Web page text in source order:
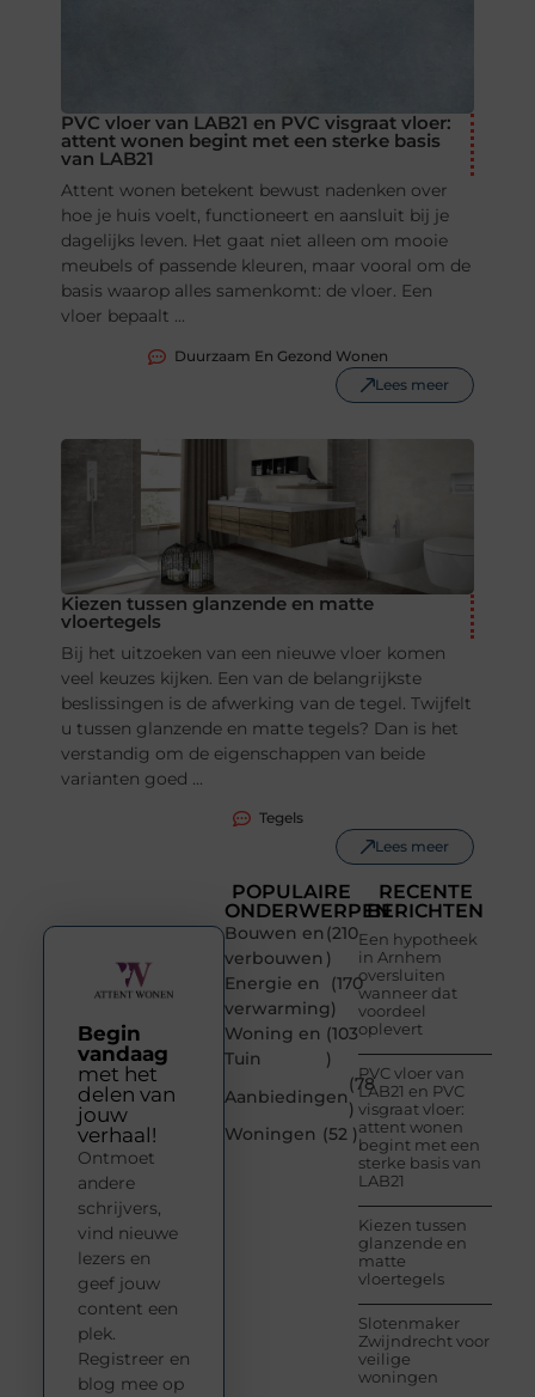
PVC vloer van LAB21 en PVC visgraat vloer:
attent wonen begint met een sterke basis
van LAB21
Attent wonen betekent bewust nadenken over
hoe je huis voelt, functioneert en aansluit bij je
dagelijks leven. Het gaat niet alleen om mooie
meubels of passende kleuren, maar vooral om de
basis waarop alles samenkomt: de vloer. Een
vloer bepaalt ...
Duurzaam En Gezond Wonen
Lees meer
Kiezen tussen glanzende en matte
vloertegels
Bij het uitzoeken van een nieuwe vloer komen
veel keuzes kijken. Een van de belangrijkste
beslissingen is de afwerking van de tegel. Twijfelt
u tussen glanzende en matte tegels? Dan is het
verstandig om de eigenschappen van beide
varianten goed ...
Tegels
Lees meer
POPULAIRE
ONDERWERPEN
Bouwen en
verbouwen
(210
)
Energie en
verwarming
(170
)
Woning en
Tuin
(103
)
Aanbiedingen
(78
)
Woningen (52 )
RECENTE
BERICHTEN
Een hypotheek
in Arnhem
oversluiten
wanneer dat
voordeel
oplevert
PVC vloer van
LAB21 en PVC
visgraat vloer:
attent wonen
begint met een
sterke basis van
LAB21
Kiezen tussen
glanzende en
matte
vloertegels
Slotenmaker
Zwijndrecht voor
veilige
woningen
Begin
vandaag
met het
delen van
jouw
verhaal!
Ontmoet
andere
schrijvers,
vind nieuwe
lezers en
geef jouw
content een
plek.
Registreer en
blog mee op